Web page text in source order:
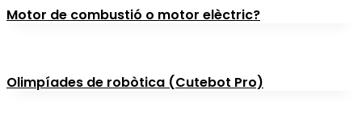
Motor de combustió o motor elèctric?
Olimpíades de robòtica (Cutebot Pro)